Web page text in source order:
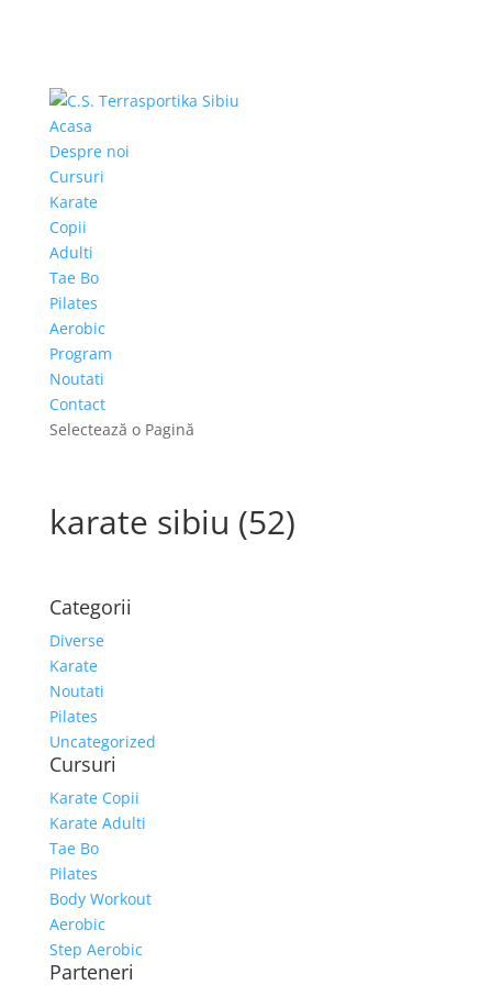
Acasa
Despre noi
Cursuri
Karate
Copii
Adulti
Tae Bo
Pilates
Aerobic
Program
Noutati
Contact
Selectează o Pagină
karate sibiu (52)
Categorii
Diverse
Karate
Noutati
Pilates
Uncategorized
Cursuri
Karate Copii
Karate Adulti
Tae Bo
Pilates
Body Workout
Aerobic
Step Aerobic
Parteneri